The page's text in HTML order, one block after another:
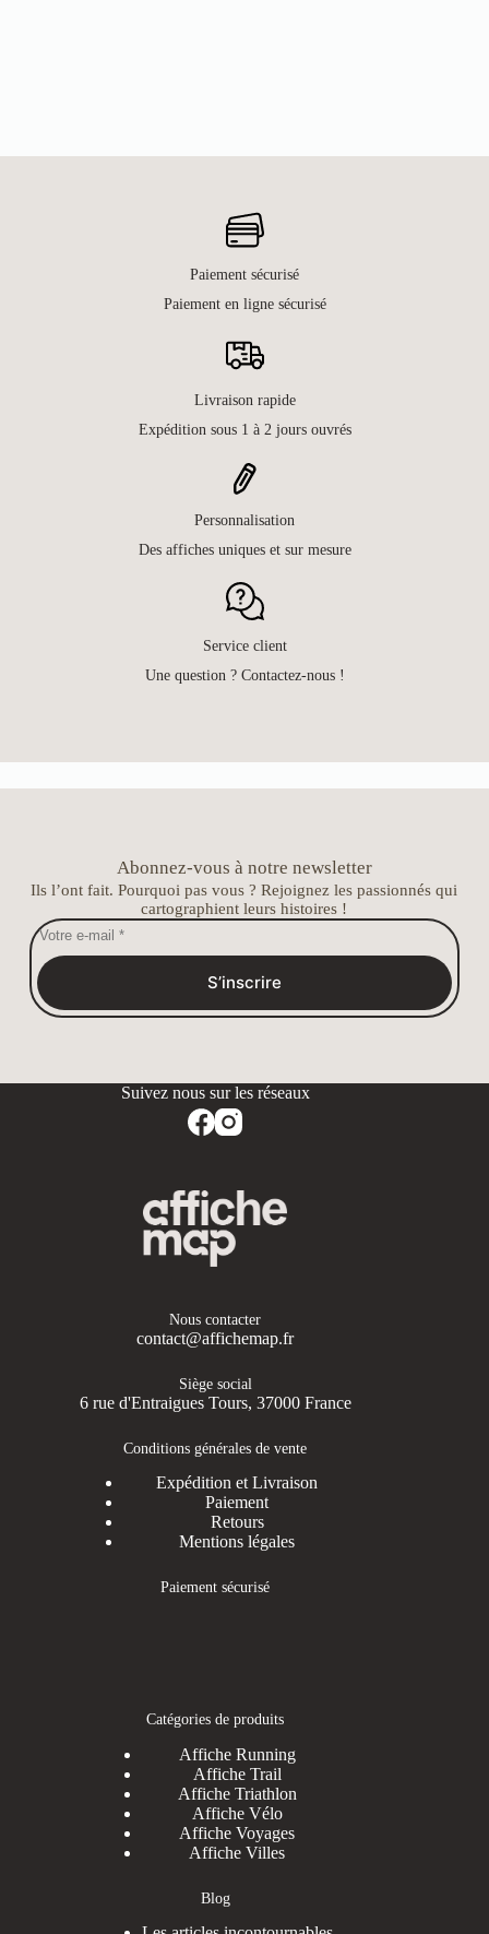
Paiement sécurisé
Paiement en ligne sécurisé
Livraison rapide
Expédition sous 1 à 2 jours ouvrés
Personnalisation
Des affiches uniques et sur mesure
Service client
Une question ? Contactez-nous !
Abonnez-vous à notre newsletter
Ils l’ont fait. Pourquoi pas vous ? Rejoignez les passionnés qui
cartographient leurs histoires !
S’inscrire
Nous contacter
contact@affichemap.fr
Siège social
6 rue d'Entraigues Tours, 37000 France
Conditions générales de vente
Expédition et Livraison
Paiement
Retours
Mentions légales
Paiement sécurisé
Catégories de produits
Affiche Running
Affiche Trail
Affiche Triathlon
Affiche Vélo
Affiche Voyages
Affiche Villes
Blog